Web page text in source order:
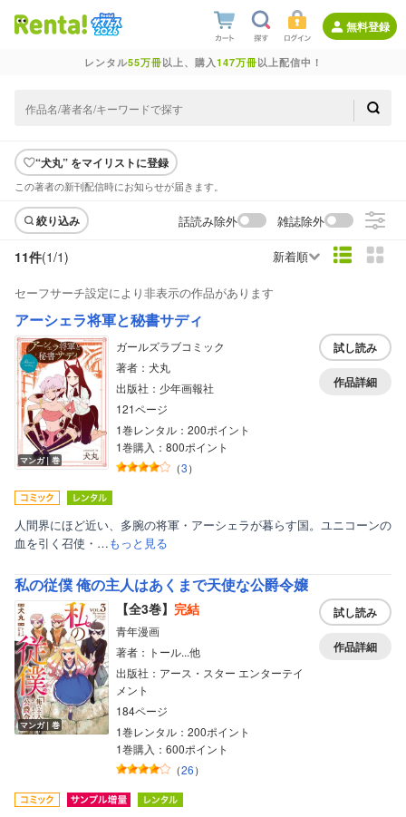
無料登録
レンタル55万冊以上、購入147万冊以上配信中！
“犬丸” をマイリストに登録
この著者の新刊配信時にお知らせが届きます。
絞り込み 話読み除外 雑誌除外
11件(1/1) 新着順
セーフサーチ設定により非表示の作品があります
アーシェラ将軍と秘書サディ
マンガ｜巻
ガールズラブコミック
著者：犬丸
出版社：少年画報社
121ページ
1巻レンタル：200ポイント
1巻購入：800ポイント
（3）
試し読み
作品詳細
人間界にほど近い、多腕の将軍・アーシェラが暮らす国。ユニコーンの
血を引く召使・…もっと見る
私の従僕 俺の主人はあくまで天使な公爵令嬢
マンガ｜巻
【全3巻】 完結
青年漫画
著者：トール...他
出版社：アース・スター エンターテイ
メント
184ページ
1巻レンタル：200ポイント
1巻購入：600ポイント
（26）
試し読み
作品詳細